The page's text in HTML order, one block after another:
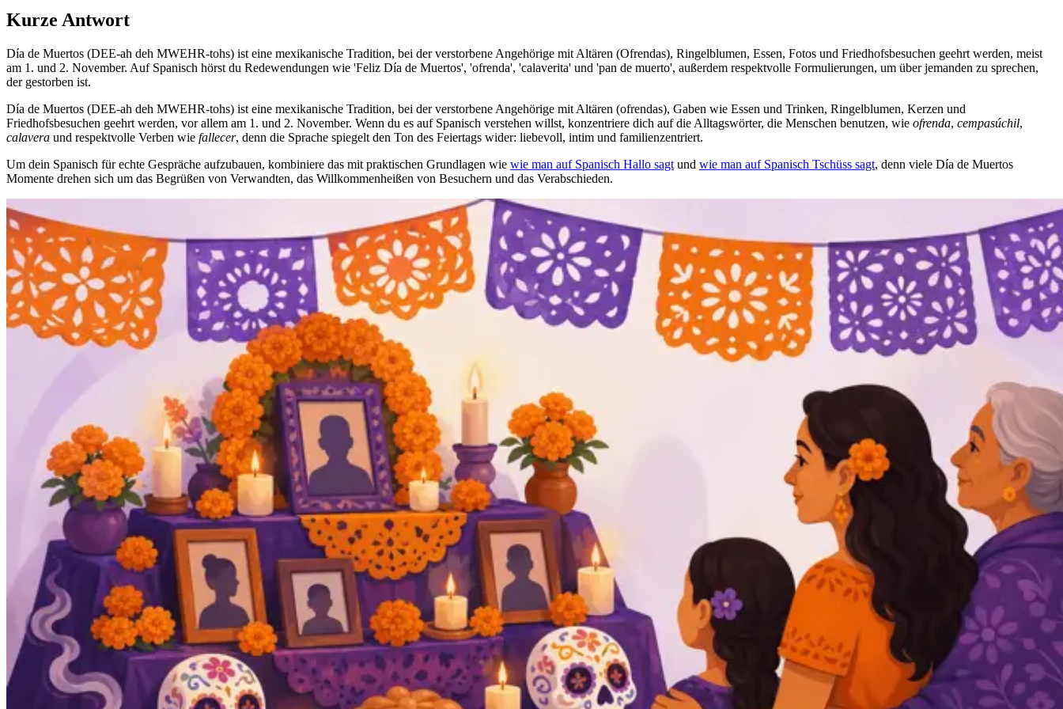
Kurze Antwort
Día de Muertos (DEE-ah deh MWEHR-tohs) ist eine mexikanische Tradition, bei der verstorbene Angehörige mit Altären (Ofrendas), Ringelblumen, Essen, Fotos und Friedhofsbesuchen geehrt werden, meist
am 1. und 2. November. Auf Spanisch hörst du Redewendungen wie 'Feliz Día de Muertos', 'ofrenda', 'calaverita' und 'pan de muerto', außerdem respektvolle Formulierungen, um über jemanden zu sprechen,
der gestorben ist.
Día de Muertos (DEE-ah deh MWEHR-tohs) ist eine mexikanische Tradition, bei der verstorbene Angehörige mit Altären (ofrendas), Gaben wie Essen und Trinken, Ringelblumen, Kerzen und
Friedhofsbesuchen geehrt werden, vor allem am 1. und 2. November. Wenn du es auf Spanisch verstehen willst, konzentriere dich auf die Alltagswörter, die Menschen benutzen, wie ofrenda, cempasúchil,
calavera und respektvolle Verben wie fallecer, denn die Sprache spiegelt den Ton des Feiertags wider: liebevoll, intim und familienzentriert.
Um dein Spanisch für echte Gespräche aufzubauen, kombiniere das mit praktischen Grundlagen wie wie man auf Spanisch Hallo sagt und wie man auf Spanisch Tschüss sagt, denn viele Día de Muertos
Momente drehen sich um das Begrüßen von Verwandten, das Willkommenheißen von Besuchern und das Verabschieden.